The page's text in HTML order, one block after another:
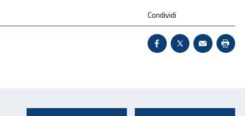
Condividi
Condividi su
X - Sito esterno
Invio Mail: